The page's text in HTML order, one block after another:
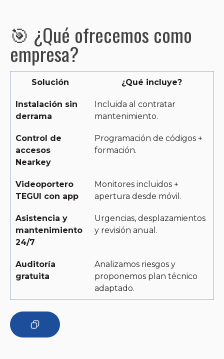
🎯 ¿Qué ofrecemos como
empresa?
Solución ¿Qué incluye?
Instalación sin
derrama
Incluida al contratar
mantenimiento.
Control de
accesos
Nearkey
Programación de códigos +
formación.
Videoportero
TEGUI con app
Monitores incluidos +
apertura desde móvil.
Asistencia y
mantenimiento
24/7
Urgencias, desplazamientos
y revisión anual.
Auditoría
gratuita
Analizamos riesgos y
proponemos plan técnico
adaptado.